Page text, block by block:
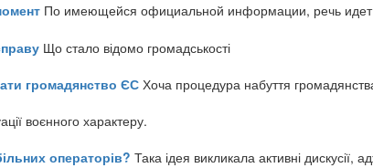
По имеющейся официальной информации, речь идет
Що стало відомо громадськості
громадянство ЄС Хоча процедура набуття
воєнного характеру.
операторів? Така ідея викликала активні дискусії,